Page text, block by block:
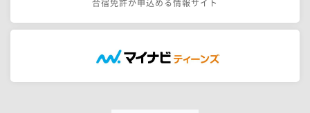
合宿免許が申込める情報サイト